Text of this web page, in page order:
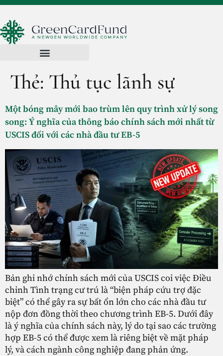
Thẻ: Thủ tục lãnh sự
Một bóng mây mới bao trùm lên quy trình xử lý song
song: Ý nghĩa của thông báo chính sách mới nhất từ
USCIS đối với các nhà đầu tư EB-5
Bản ghi nhớ chính sách mới của USCIS coi việc Điều
chỉnh Tình trạng cư trú là “biện pháp cứu trợ đặc
biệt” có thể gây ra sự bất ổn lớn cho các nhà đầu tư
nộp đơn đồng thời theo chương trình EB-5. Dưới đây
là ý nghĩa của chính sách này, lý do tại sao các trường
hợp EB-5 có thể được xem là riêng biệt về mặt pháp
lý, và cách ngành công nghiệp đang phản ứng.